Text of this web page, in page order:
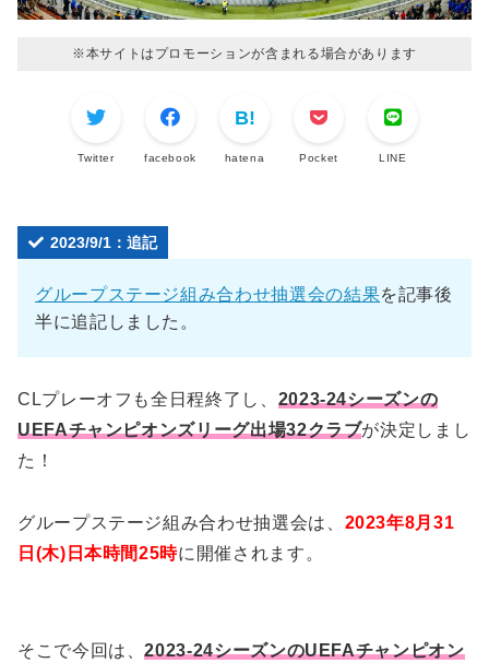
※本サイトはプロモーションが含まれる場合があります
Twitter facebook hatena Pocket LINE
2023/9/1：追記
グループステージ組み合わせ抽選会の結果を記事後
半に追記しました。
CLプレーオフも全日程終了し、 2023-24シーズンの
UEFAチャンピオンズリーグ出場32クラブが決定しまし
た！
グループステージ組み合わせ抽選会は、 2023年8月31
日(木)日本時間25時に開催されます。
そこで今回は、2023-24シーズンのUEFAチャンピオン